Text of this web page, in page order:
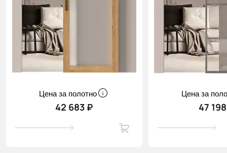
Цена за полотно
42 683 ₽
Цена за
47